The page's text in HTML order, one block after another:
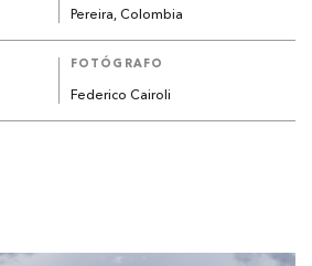
Pereira, Colombia
FOTÓGRAFO
Federico Cairoli